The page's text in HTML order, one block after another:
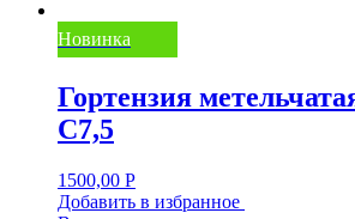
Новинка
Гортензия
С7,5
1500,00 Р
Добавить в избранное